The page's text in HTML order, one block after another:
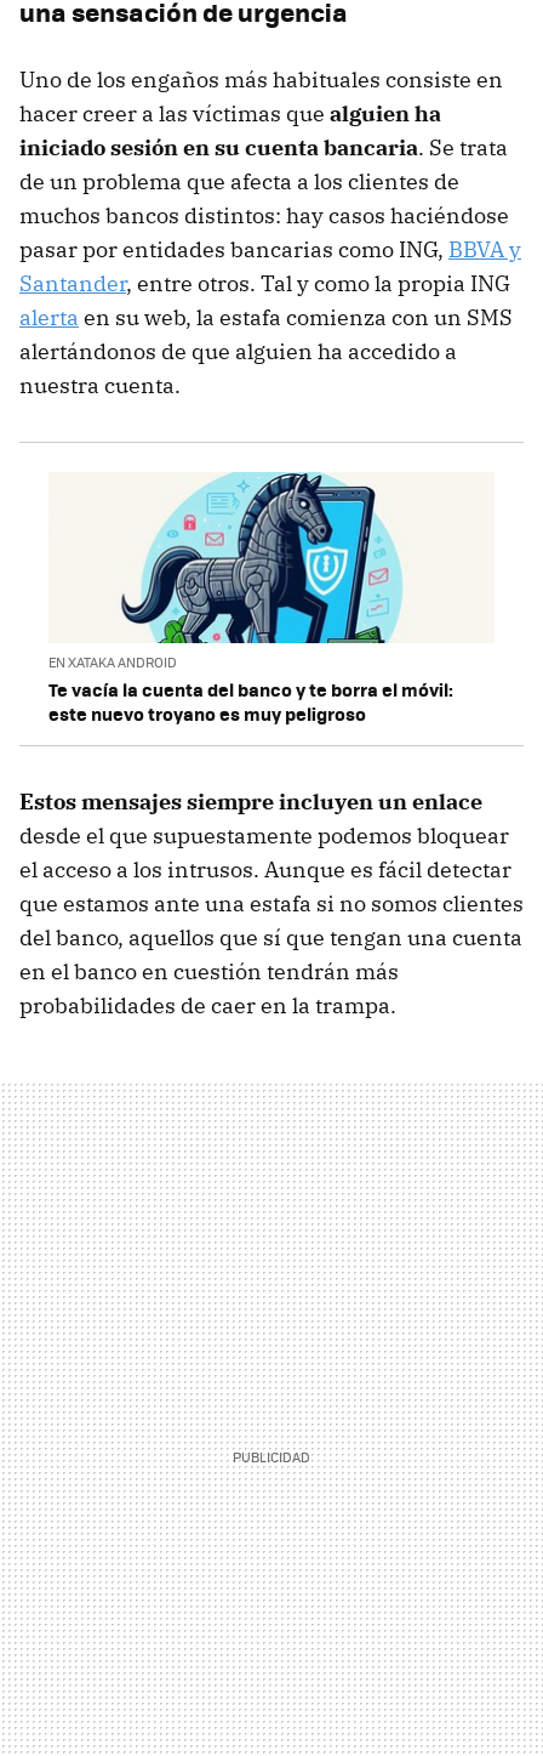
una sensación de urgencia
Uno de los engaños más habituales consiste en
hacer creer a las víctimas que alguien ha
iniciado sesión en su cuenta bancaria. Se trata
de un problema que afecta a los clientes de
muchos bancos distintos: hay casos haciéndose
pasar por entidades bancarias como ING, BBVA y
Santander, entre otros. Tal y como la propia ING
alerta en su web, la estafa comienza con un SMS
alertándonos de que alguien ha accedido a
nuestra cuenta.
EN XATAKA ANDROID
Te vacía la cuenta del banco y te borra el móvil:
este nuevo troyano es muy peligroso
Estos mensajes siempre incluyen un enlace
desde el que supuestamente podemos bloquear
el acceso a los intrusos. Aunque es fácil detectar
que estamos ante una estafa si no somos clientes
del banco, aquellos que sí que tengan una cuenta
en el banco en cuestión tendrán más
probabilidades de caer en la trampa.